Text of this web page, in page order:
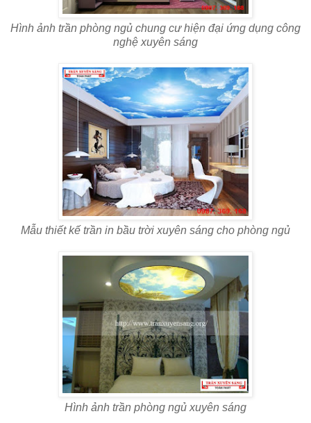
Hình ảnh trần phòng ngủ chung cư hiện đại ứng dụng công
nghệ xuyên sáng
Mẫu thiết kế trần in bầu trời xuyên sáng cho phòng ngủ
Hình ảnh trần phòng ngủ xuyên sáng